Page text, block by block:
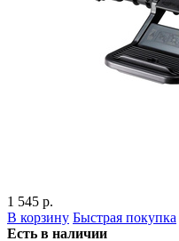
1 545 р.
В корзину Быстрая покупка
Есть в наличии